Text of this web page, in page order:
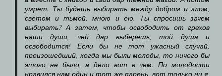
умрет. Ты будешь выбирать между добром и злом,
светом и тьмой, мною и ею. Ты спросишь зачем
выбирать? А затем, чтобы освободить от грехов
наши души, чей дар выберешь, той душа и
освободится! Если бы не тот ужасный случай,
произошедший, когда мы были молоды, то ничего бы
этого не было, а дело вот в чем. По молодости
нравился нам один и тот же парень, вот только ни я,